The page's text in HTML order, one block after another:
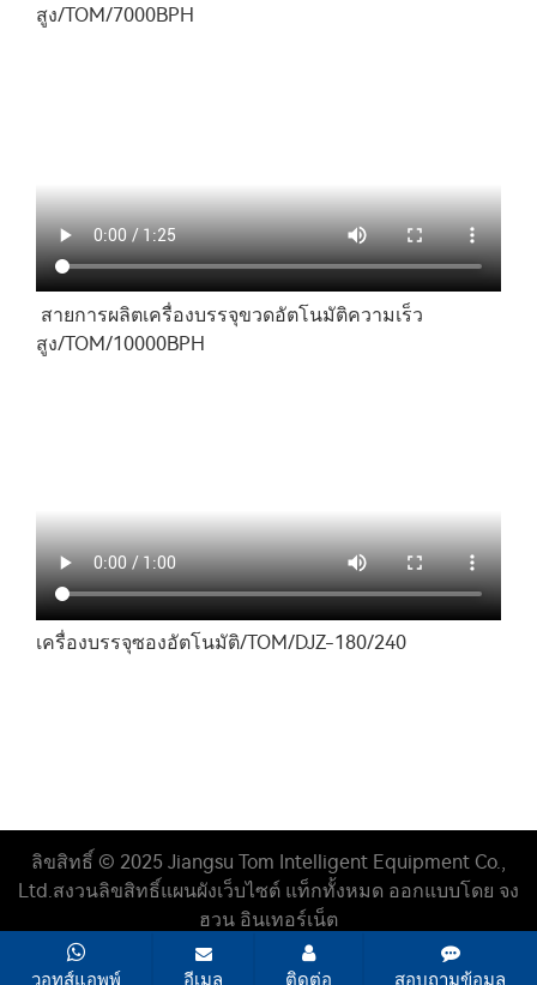
สูง/TOM/7000BPH
สายการผลิตเครื่องบรรจุขวดอัตโนมัติความเร็ว
สูง/TOM/10000BPH
เครื่องบรรจุซองอัตโนมัติ/TOM/DJZ-180/240
ลิขสิทธิ์ © 2025 Jiangsu Tom Intelligent Equipment Co.,
Ltd.สงวนลิขสิทธิ์แผนผังเว็บไซต์ แท็กทั้งหมด ออกแบบโดย จง
ฮวน อินเทอร์เน็ต
วอทส์แอพพ์ อีเมล ติดต่อ สอบถามข้อมูล